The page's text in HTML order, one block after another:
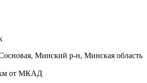
Минский р-н, Минская область
от МКАД